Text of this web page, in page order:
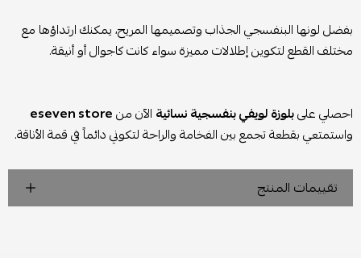
بفضل لونها البنفسجي الجذاب وتصميمها المريح، يمكنك ارتداؤها مع
مختلف القطع لتكوين إطلالات مميزة سواء كانت كاجوال أو أنيقة.
احصلي علىبلوزة لويفي بنفسجية نسائية الآن منeseven store
واستمتعي بقطعة تجمع بين الفخامة والراحة لتكوني دائماً في قمة الأناقة.
تقييمات المنتج